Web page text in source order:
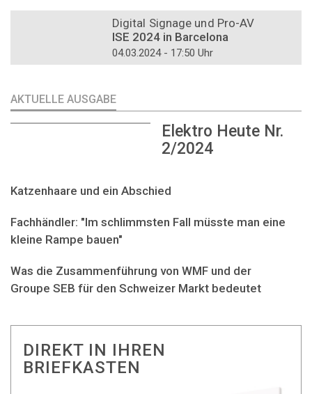
Digital Signage und Pro-AV
ISE 2024 in Barcelona
04.03.2024 - 17:50 Uhr
AKTUELLE AUSGABE
Elektro Heute Nr.
2/2024
Katzenhaare und ein Abschied
Fachhändler: "Im schlimmsten Fall müsste man eine
kleine Rampe bauen"
Was die Zusammenführung von WMF und der
Groupe SEB für den Schweizer Markt bedeutet
DIREKT IN IHREN
BRIEFKASTEN